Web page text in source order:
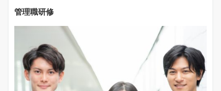
管理職研修